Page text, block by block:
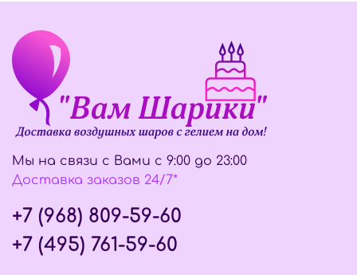
Мы на связи с Вами с 9:00 до 23:00
Доставка заказов 24/7*
+7 (968) 809-59-60
+7 (495) 761-59-60